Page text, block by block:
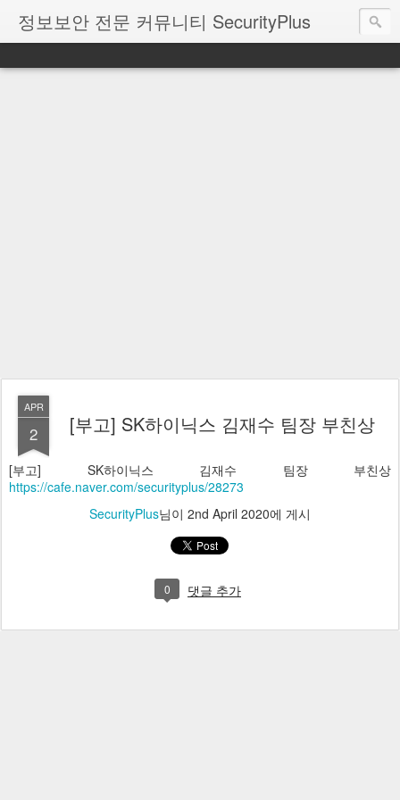
정보보안 전문 커뮤니티 SecurityPlus
APR
2 [부고] SK하이닉스 김재수 팀장 부친상
[부고] SK하이닉스 김재수 팀장 부친상
https://cafe.naver.com/securityplus/28273
SecurityPlus님이 2nd April 2020에 게시
0 댓글 추가